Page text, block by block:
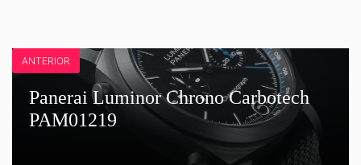
ANTERIOR
Panerai Luminor Chrono Carbotech
PAM01219